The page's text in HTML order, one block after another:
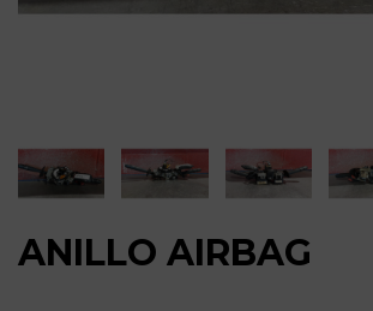
ANILLO AIRBAG